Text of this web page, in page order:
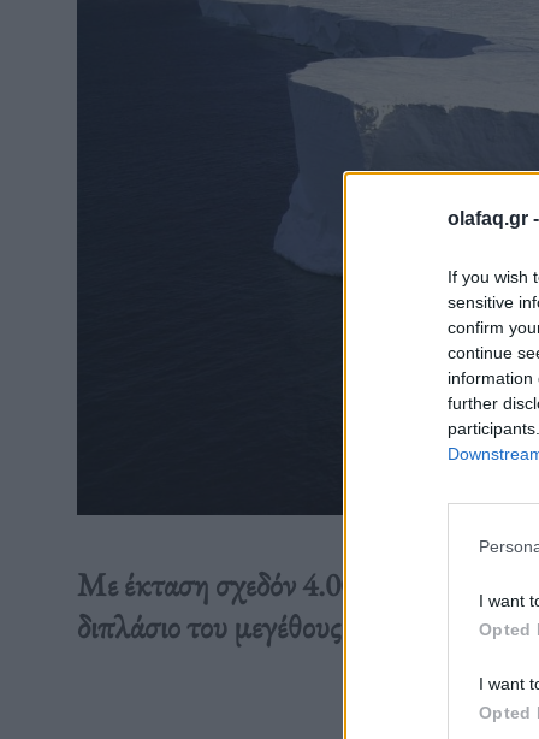
olafaq.gr -
If you wish
sensitive
confirm
continue
information
further
I want
Opted
I want
Opted
Με έκταση σχεδόν 4.000 τετραγωνικά
διπλάσιο του μεγέθους του ευρύτερου
Διαβάστε